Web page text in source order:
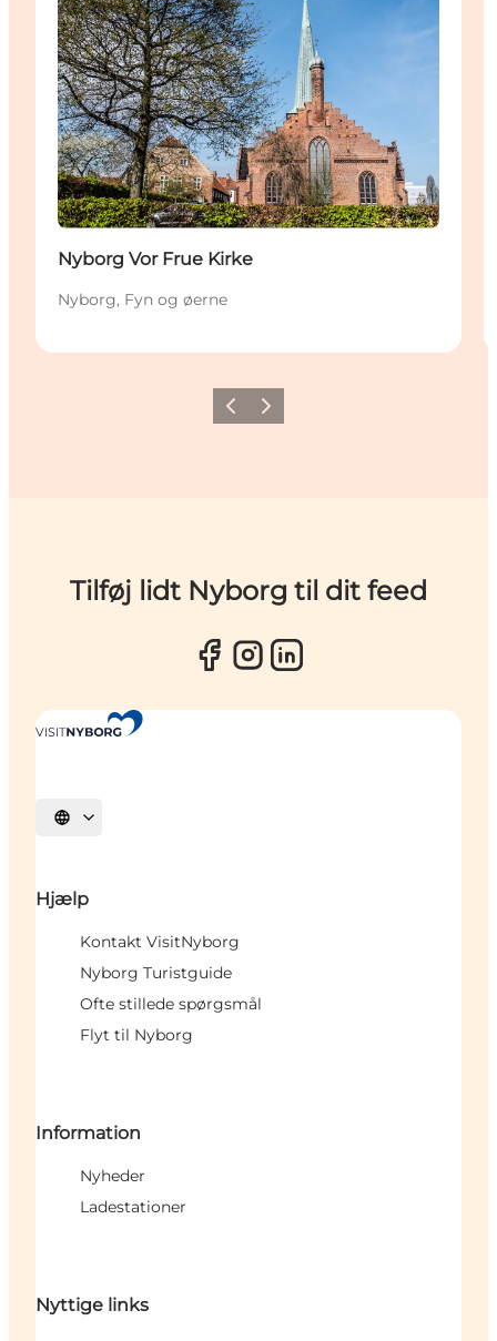
Nyborg Vor Frue Kirke
Nyborg, Fyn og øerne
ForrigeNæste
Tilføj lidt Nyborg til dit feed
Vælg sprog
Hjælp
Kontakt VisitNyborg
Nyborg Turistguide
Ofte stillede spørgsmål
Flyt til Nyborg
Information
Nyheder
Ladestationer
Nyttige links